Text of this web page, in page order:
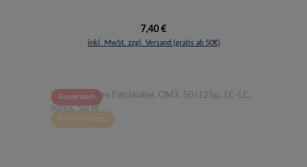
Regulärer Preis:
7,40 €
inkl. MwSt. zzgl. Versand (gratis ab 50€)
Ausverkauft
Nicht vorrätiges